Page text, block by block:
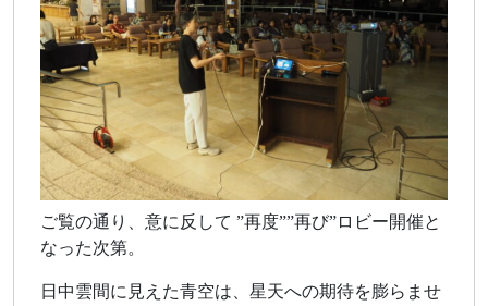
ご覧の通り、意に反して ”再度””再び”ロビー開催と
なった次第。
日中雲間に見えた青空は、星天への期待を膨らませ